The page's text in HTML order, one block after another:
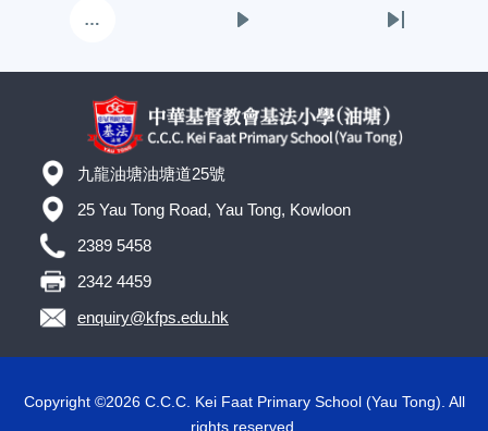
面
…
Last
九龍油塘油塘道25號
25 Yau Tong Road, Yau Tong, Kowloon
2389 5458
2342 4459
enquiry@kfps.edu.hk
Copyright ©2026 C.C.C. Kei Faat Primary School (Yau Tong). All
rights reserved.